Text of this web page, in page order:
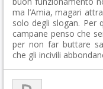
ma l’Amia, magari
solo degli slogan. Per
campane penso che
per non far buttare
che gli incivili